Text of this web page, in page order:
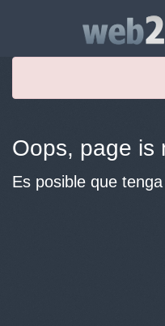
Oops, page is
Es posible que